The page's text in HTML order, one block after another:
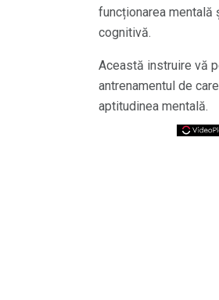
funcționarea mentală
cognitivă.
Această instruire vă
antrenamentul de
aptitudinea mentală.